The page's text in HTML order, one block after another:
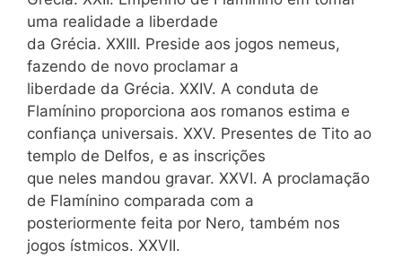
uma realidade a liberdade
da Grécia. XXIII. Preside aos jogos nemeus,
fazendo de novo proclamar a
liberdade da Grécia. XXIV. A conduta de
Flamínino proporciona aos romanos estima e
confiança universais. XXV. Presentes de Tito ao
templo de Delfos, e as inscrições
que neles mandou gravar. XXVI. A proclamação
de Flamínino comparada com a
posteriormente feita por Nero, também nos
jogos ístmicos. XXVII.